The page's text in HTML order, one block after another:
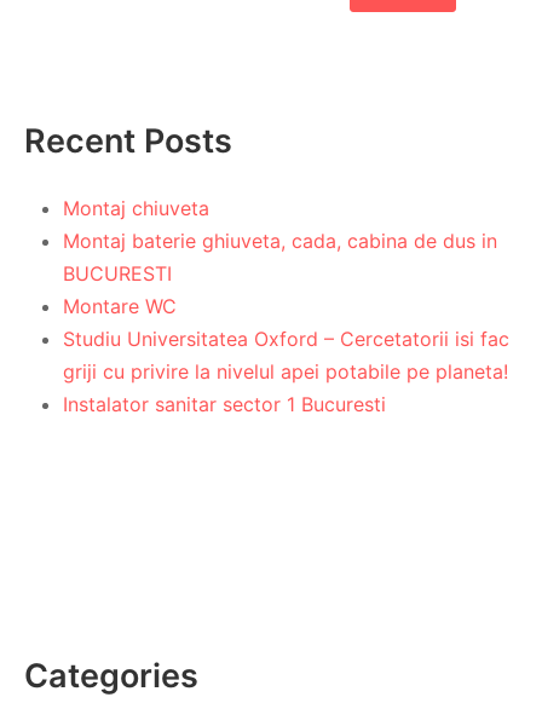
Recent Posts
Montaj chiuveta
Montaj baterie ghiuveta, cada, cabina de dus in
BUCURESTI
Montare WC
Studiu Universitatea Oxford – Cercetatorii isi fac
griji cu privire la nivelul apei potabile pe planeta!
Instalator sanitar sector 1 Bucuresti
Categories